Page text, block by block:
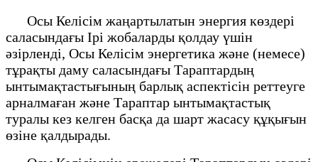
Осы Келісім жаңартылатын энергия көздері
саласындағы Ірі жобаларды қолдау үшін
әзірленді, Осы Келісім энергетика және (немесе)
тұрақты даму саласындағы Тараптардың
ынтымақтастығының барлық аспектісін реттеуге
арналмаған және Тараптар ынтымақтастық
туралы кез келген басқа да шарт жасасу құқығын
өзіне қалдырады.